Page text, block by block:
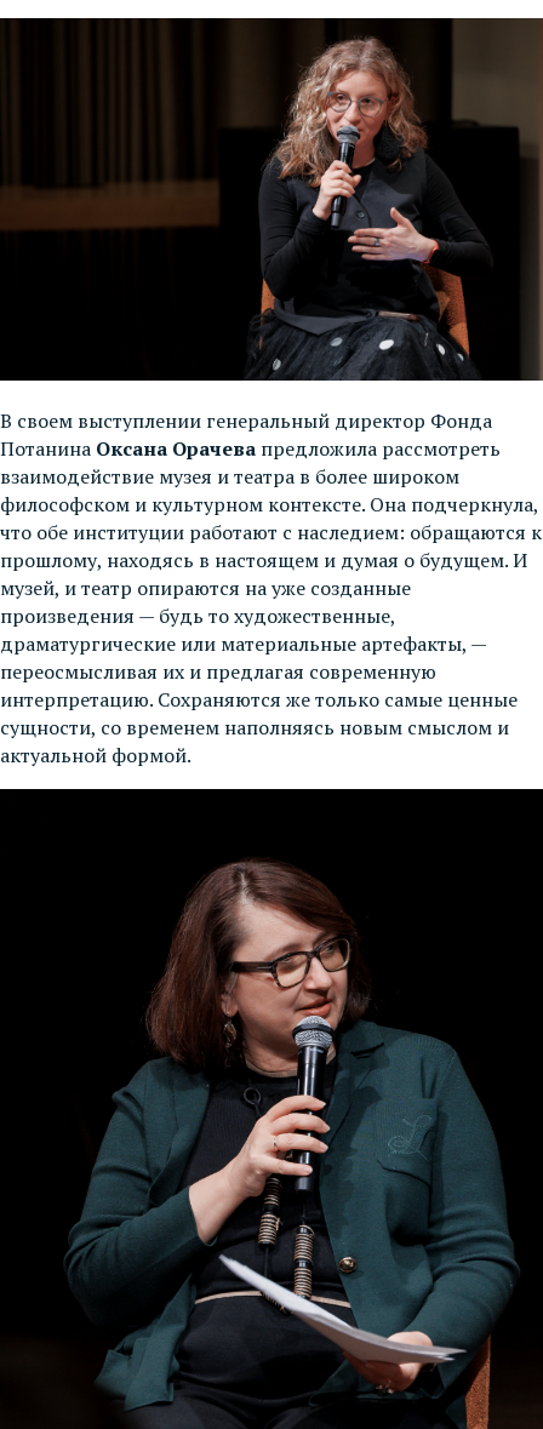
В своем выступлении генеральный директор Фонда
Потанина Оксана Орачева предложила рассмотреть
взаимодействие музея и театра в более широком
философском и культурном контексте. Она подчеркнула,
что обе институции работают с наследием: обращаются к
прошлому, находясь в настоящем и думая о будущем. И
музей, и театр опираются на уже созданные
произведения — будь то художественные,
драматургические или материальные артефакты, —
переосмысливая их и предлагая современную
интерпретацию. Сохраняются же только самые ценные
сущности, со временем наполняясь новым смыслом и
актуальной формой.